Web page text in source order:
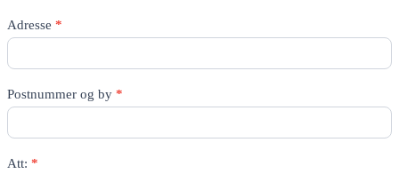
Adresse *
Postnummer og by *
Att: *